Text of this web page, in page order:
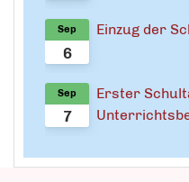
6
Sep Einzug der
7
Sep
Erster